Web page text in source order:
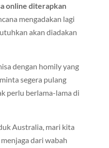
online diterapkan
mengadakan lagi
akan diadakan
dengan homily yang
segera pulang
perlu berlama-lama di
Australia, mari kita
dari wabah